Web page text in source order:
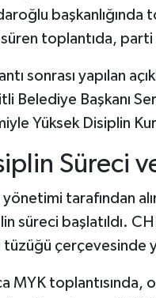
toplantıda, parti
sonrası yapılan
Belediye Başkanı
Yüksek Disiplin
Süreci
yönetimi tarafından
süreci başlatıldı.
tüzüğü çerçevesinde
MYK